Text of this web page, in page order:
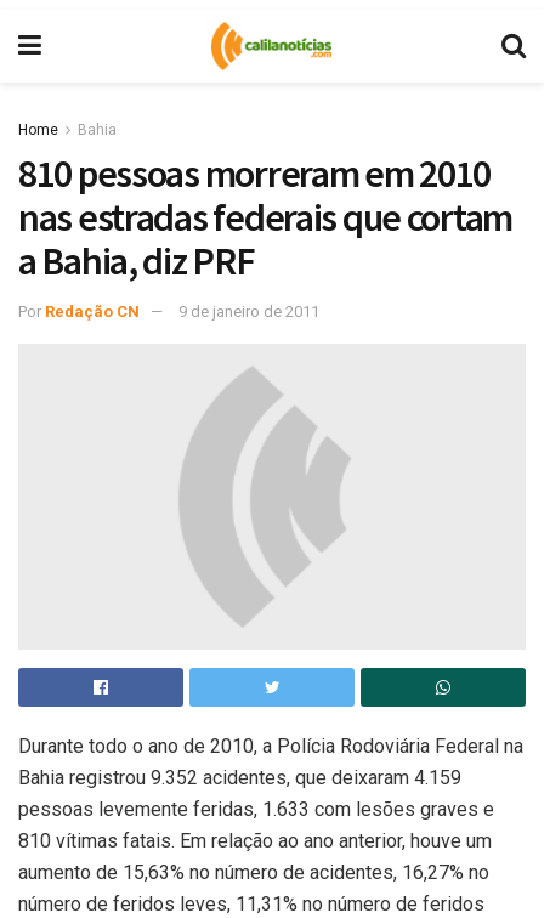
Home Bahia
810 pessoas morreram em 2010
nas estradas federais que cortam
a Bahia, diz PRF
Por Redação CN 9 de janeiro de 2011
Durante todo o ano de 2010, a Polícia Rodoviária Federal na
Bahia registrou 9.352 acidentes, que deixaram 4.159
pessoas levemente feridas, 1.633 com lesões graves e
810 vítimas fatais. Em relação ao ano anterior, houve um
aumento de 15,63% no número de acidentes, 16,27% no
número de feridos leves, 11,31% no número de feridos